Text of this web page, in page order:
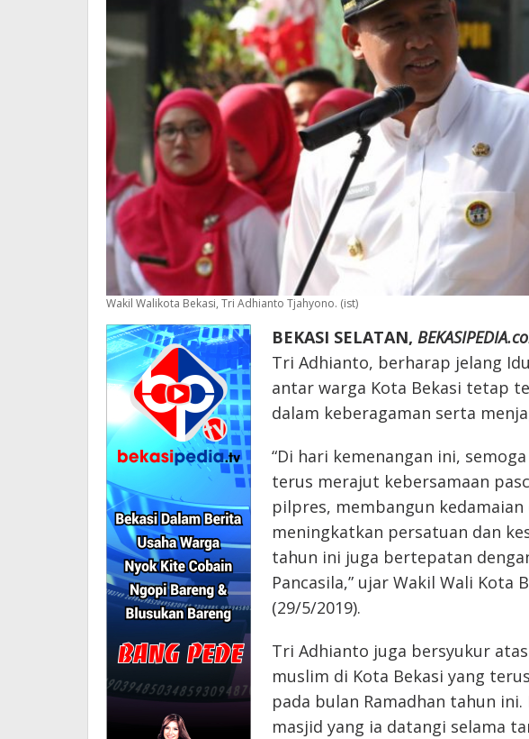
Wakil Walikota Bekasi, Tri Adhianto Tjahyono. (ist)
BEKASI SELATAN,
Tri Adhianto, berharap jelang
antar warga Kota Bekasi tetap
dalam keberagaman serta
“Di hari kemenangan ini,
terus merajut kebersamaan
pilpres, membangun kedamaian
meningkatkan persatuan dan
tahun ini juga bertepatan
Pancasila,” ujar Wakil Wali Kota
(29/5/2019).
Tri Adhianto juga bersyukur
muslim di Kota Bekasi yang
pada bulan Ramadhan tahun
masjid yang ia datangi selama